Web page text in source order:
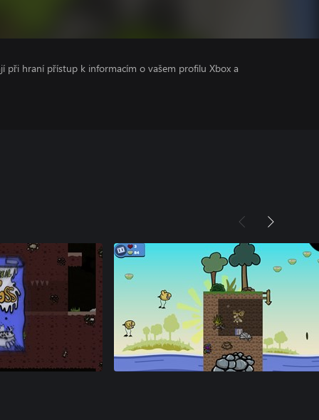
při hraní přístup k informacím o vašem profilu Xbox a